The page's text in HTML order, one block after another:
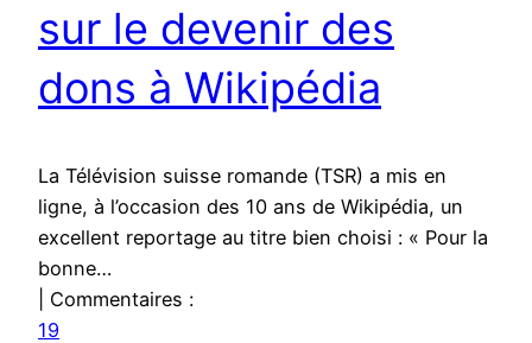
sur le devenir des
dons à Wikipédia
La Télévision suisse romande (TSR) a mis en
ligne, à l’occasion des 10 ans de Wikipédia, un
excellent reportage au titre bien choisi : « Pour la
bonne…
| Commentaires :
19